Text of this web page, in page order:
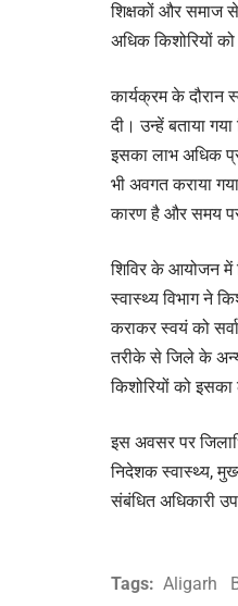
शिक्षकों और समाज
अधिक किशोरियों
कार्यक्रम के दौरान
दी। उन्हें बताया
इसका लाभ अधिक
भी अवगत कराया
कारण है और समय
शिविर के आयोजन में
स्वास्थ्य विभाग ने
कराकर स्वयं को
तरीके से जिले के अन्य
किशोरियों को
इस अवसर पर
निदेशक स्वास्थ्य,
संबंधित अधिकारी
Tags: Aligarh